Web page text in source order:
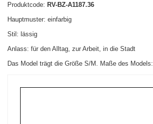
Produktcode: RV-BZ-A1187.36
Hauptmuster: einfarbig
Stil: lässig
Anlass: für den Alltag, zur Arbeit, in die Stadt
Das Model trägt die Größe S/M. Maße des Models: